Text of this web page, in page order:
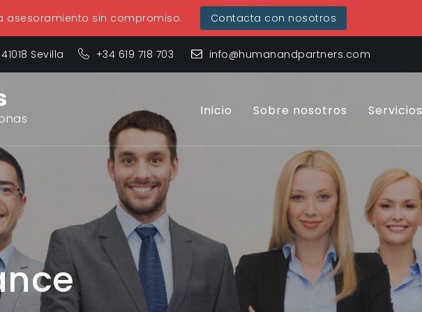
asesoramiento sin compromiso.
Contacta con nosotros
Sevilla +34 619 718 703 info@humanandpartners.com
Inicio Sobre nosotros Servicios